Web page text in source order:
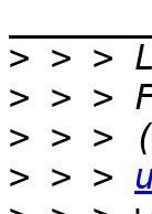
>
>
>
> > >